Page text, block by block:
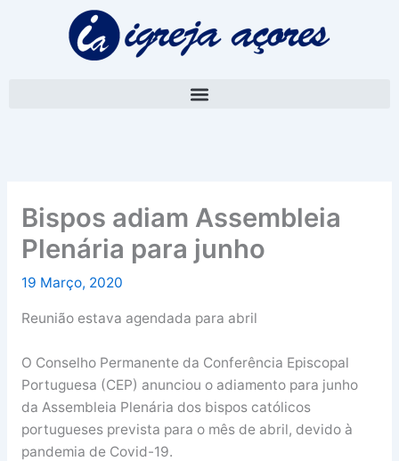
Bispos adiam Assembleia
Plenária para junho
19 Março, 2020
Reunião estava agendada para abril
O Conselho Permanente da Conferência Episcopal
Portuguesa (CEP) anunciou o adiamento para junho
da Assembleia Plenária dos bispos católicos
portugueses prevista para o mês de abril, devido à
pandemia de Covid-19.